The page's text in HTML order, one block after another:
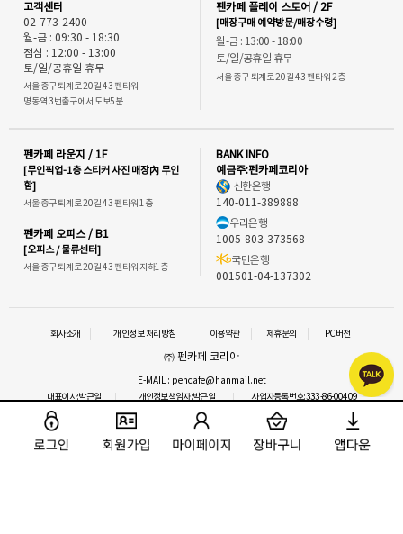
고객센터
02-773-2400
월-금 : 09:30 - 18:30
점심 : 12:00 - 13:00
토/일/공휴일 휴무
서울 중구 퇴계로 20길 43 펜타워
명동역 3번출구에서 도보5분
펜카페 플레이 스토어 / 2F
[매장구매 예약방문/매장수령]
월-금 : 13:00 - 18:00
토/일/공휴일 휴무
서울 중구 퇴계로 20길 43 펜타워 2층
펜카페 라운지 / 1F
[무인픽업-1층 스티커 사진 매장內 무인
함]
서울 중구 퇴계로 20길 43 펜타워 1층
펜카페 오피스 / B1
[오피스 / 물류센터]
서울 중구 퇴계로 20길 43 펜타워 지하1층
BANK INFO
예금주:펜카페코리아
신한은행
140-011-389888
우리은행
1005-803-373568
국민은행
001501-04-137302
회사소개 개인정보 처리방침 이용약관 제휴문의 PC버전
㈜ 펜카페 코리아
E-MAIL : pencafe@hanmail.net
대표이사:박근일
개인정보책임자:박근일
사업자등록번호:333-86-00409
통신판매업신고 : 2016-서울중구-1292
사업자정보확인 이메일 문의